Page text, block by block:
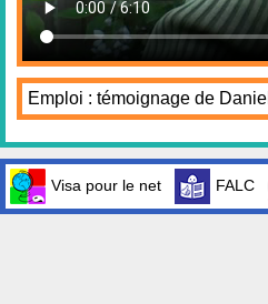
Emploi : témoignage de Daniel
Visa pour le net FALC